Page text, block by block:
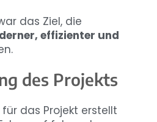
das Ziel, die
effizienter und
des Projekts
das Projekt erstellt